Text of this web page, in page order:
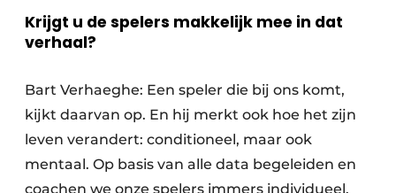
Krijgt u de spelers makkelijk mee in dat
verhaal?
Bart Verhaeghe: Een speler die bij ons komt,
kijkt daarvan op. En hij merkt ook hoe het zijn
leven verandert: conditioneel, maar ook
mentaal. Op basis van alle data begeleiden en
coachen we onze spelers immers individueel.